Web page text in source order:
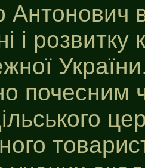
і розвитку
почесним